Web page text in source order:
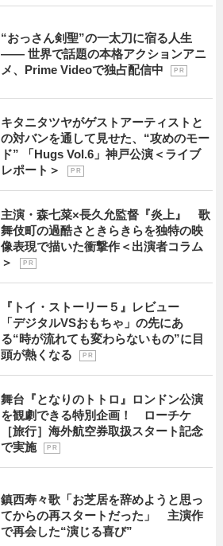
“おっさん剣聖”の一太刀に宿る人生
―― 世界で話題の本格アクションアニ
メ、Prime Videoで独占配信中
P R
キタニタツヤがゲストアーティストと
の対バンを通して見せた、“攻めのモー
ド” 「Hugs Vol.6」神戸公演＜ライブ
レポート＞
P R
主演・森七菜×長久允監督『炎上』 歌
舞伎町の過酷さときらきらを独特の映
像表現で描いた衝撃作＜出演者コラム
＞
P R
『トイ・ストーリー５』レビュー
「デジタルVSおもちゃ」の先にあ
る“時が流れても変わらないもの”に目
頭が熱くなる
P R
舞台『となりのトトロ』ロンドン公演
を観劇できる特別企画！ ローチケ
［旅行］海外航空券取扱スタート記念
で実施
P R
鎮西寿々歌「お芝居を辞めようと思っ
てからの再スタートだった」 主演作
で再会した“演じる喜び”